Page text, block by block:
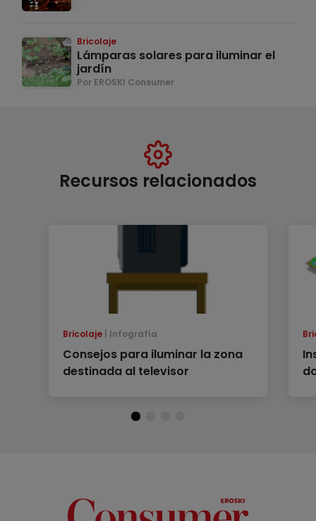
Bricolaje
Lámparas solares para iluminar el
jardín
Por EROSKI Consumer
Recursos relacionados
Bricolaje Infografía
Consejos para iluminar la zona
destinada al televisor